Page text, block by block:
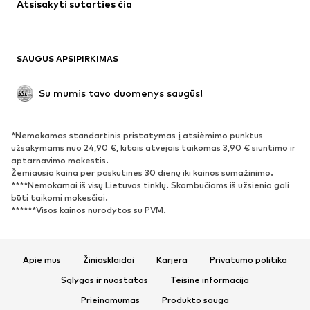
Paltai
Proginiai
Išskirtiniai
BATAI
Naujienos
Sportbačiai
Aulinukai
Batai su kulniukais
Auliniai batai
Įsispiriami bateliai
Šlepetės
Atsisakyti sutarties čia
SAUGUS APSIPIRKIMAS
Su mumis tavo duomenys saugūs!
*Nemokamas standartinis pristatymas į atsiėmimo punktus
užsakymams nuo 24,90 €, kitais atvejais taikomas 3,90 € siuntimo ir
aptarnavimo mokestis.
Žemiausia kaina per paskutines 30 dienų iki kainos sumažinimo.
****Nemokamai iš visų Lietuvos tinklų. Skambučiams iš užsienio gali
būti taikomi mokesčiai.
******Visos kainos nurodytos su PVM.
Apie mus Žiniasklaidai Karjera
Privatumo politika
Sąlygos ir nuostatos
Teisinė informacija
Prieinamumas
Produkto sauga